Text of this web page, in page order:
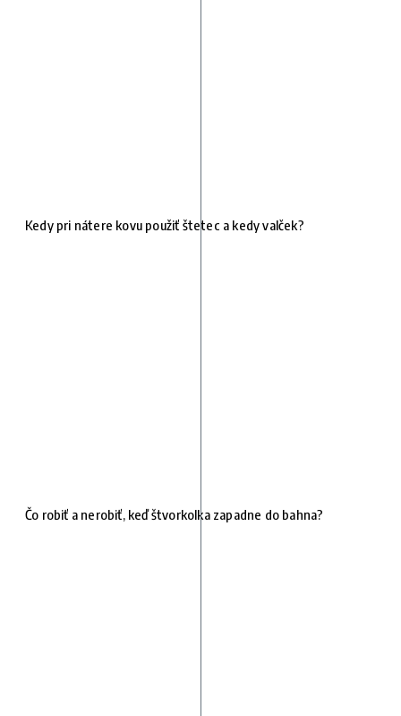
Kedy pri nátere kovu použiť štetec a kedy valček?
Čo robiť a nerobiť, keď štvorkolka zapadne do bahna?